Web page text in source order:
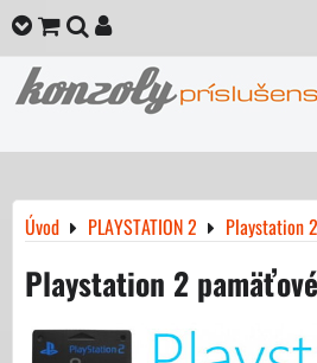
Úvod PLAYSTATION 2 Playstation
Playstation 2